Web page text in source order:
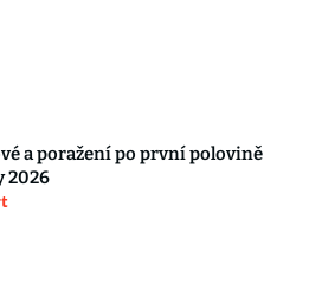
a poražení po první polovině
2026